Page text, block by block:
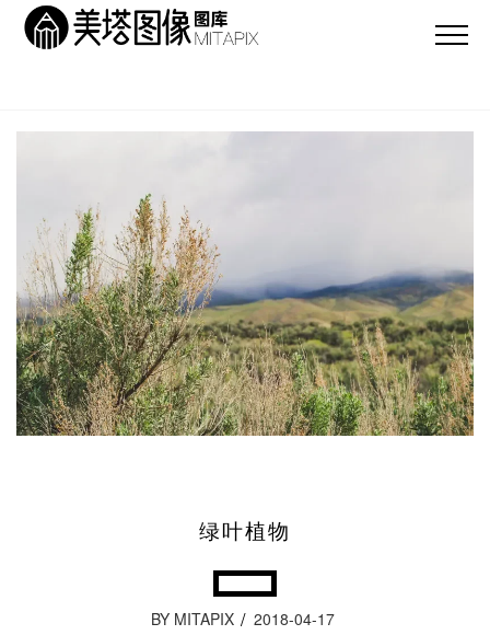
绿叶植物
BY MITAPIX 2018-04-17